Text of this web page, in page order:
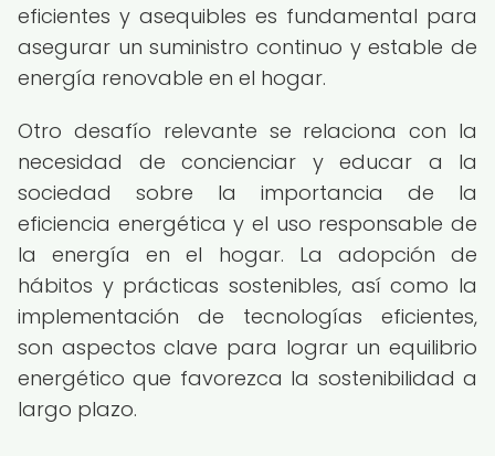
eficientes y asequibles es fundamental para
asegurar un suministro continuo y estable de
energía renovable en el hogar.
Otro desafío relevante se relaciona con la
necesidad de concienciar y educar a la
sociedad sobre la importancia de la
eficiencia energética y el uso responsable de
la energía en el hogar. La adopción de
hábitos y prácticas sostenibles, así como la
implementación de tecnologías eficientes,
son aspectos clave para lograr un equilibrio
energético que favorezca la sostenibilidad a
largo plazo.